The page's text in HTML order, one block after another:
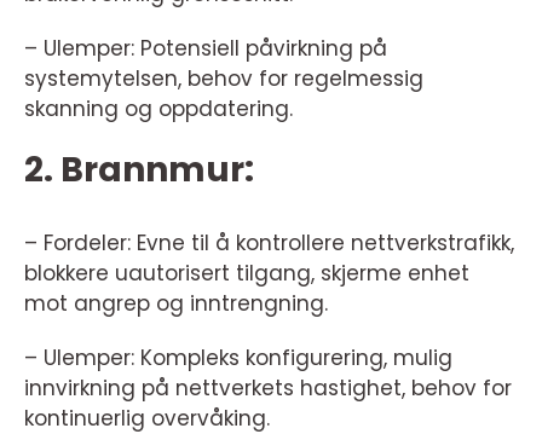
– Ulemper: Potensiell påvirkning på
systemytelsen, behov for regelmessig
skanning og oppdatering.
2. Brannmur:
– Fordeler: Evne til å kontrollere nettverkstrafikk,
blokkere uautorisert tilgang, skjerme enhet
mot angrep og inntrengning.
– Ulemper: Kompleks konfigurering, mulig
innvirkning på nettverkets hastighet, behov for
kontinuerlig overvåking.